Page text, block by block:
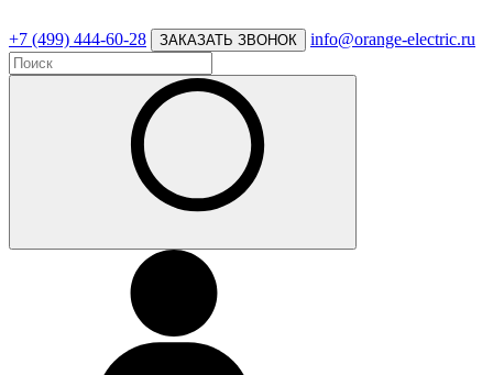
+7 (499) 444-60-28 ЗАКАЗАТЬ ЗВОНОК info@orange-electric.ru